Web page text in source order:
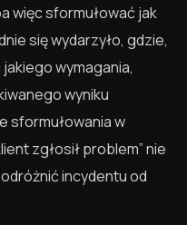
więc sformułować jak
się wydarzyło, gdzie,
wymagania,
wyniku
sformułowania w
zgłosił problem” nie
incydentu od